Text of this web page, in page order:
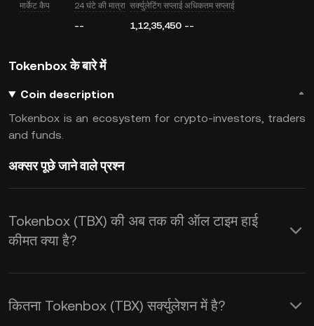
मार्केट कैप 24 घंटे की मात्रा
--
सर्क्युलेटिंग सप्लाई
1,12,35,450
अधिकतम सप्लाई
--
Tokenbox के बारे में
Coin description
Tokenbox is an ecosystem for crypto-investors, traders
and funds.
अक्सर पूछे जाने वाले प्रश्न
Tokenbox (TBX) की अब तक की ऑल टाइम हाई
कीमत क्या है?
कितना Tokenbox (TBX) सर्क्युलेशन में है?